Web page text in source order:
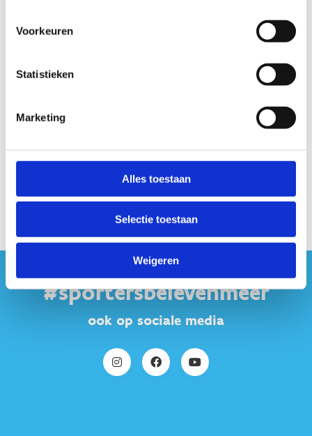
Voorkeuren
Statistieken
Marketing
Alles toestaan
Selectie toestaan
Weigeren
#sportersbelevenmeer
ook op sociale media